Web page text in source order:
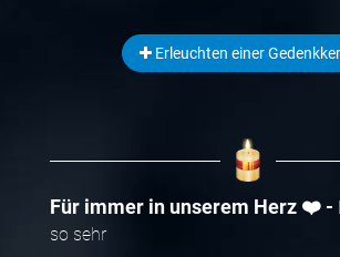
Erleuchten einer
Für immer in unserem Herz ❤️
so sehr